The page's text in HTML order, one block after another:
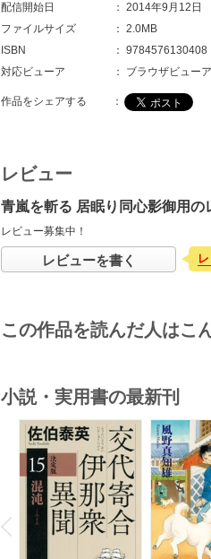
配信開始日
： 2014年9月12日
ファイルサイズ
： 2.0MB
ISBN
： 9784576130408
対応ビューア
： ブラウザビューア
作品をシェアする ：
レビュー
青嵐を斬る 居眠り同心影御用の
レビュー募集中！
レビューを書く
この作品を読んだ人はこ
小説・実用書の最新刊
P
r
e
i
o
u
s